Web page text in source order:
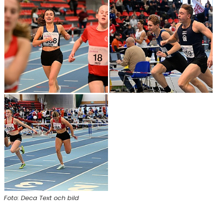
YMERSPELEN DEN 7:E JUNI 2026
TÄVLINGAR
RESULTAT & STATISTIK
NIU BORÅS
MÅNADENS FRIIDROTTARE
Foto: Deca Text och bild